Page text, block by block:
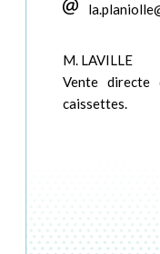
M. LAVILLE
Vente directe
caissettes.